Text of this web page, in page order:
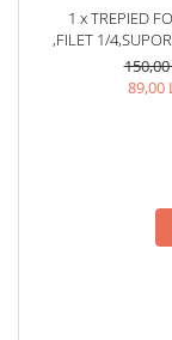
1 x TREPIED
,FILET 1/
TELECOMANDA
+ LAMPA89,00